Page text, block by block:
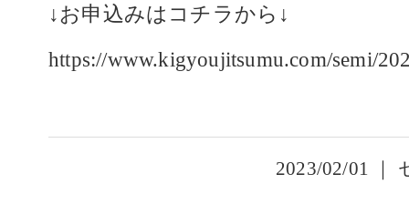
↓お申込みはコチラから↓
https://www.kigyoujitsumu.com/semi/
2023/02/01 ｜